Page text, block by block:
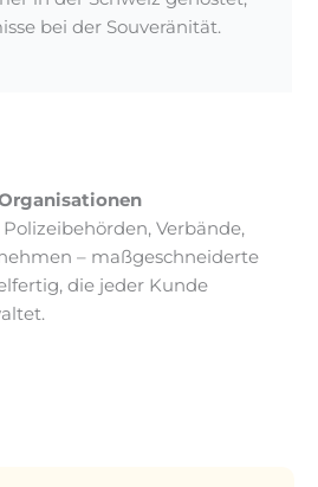
bei der Souveränität.
Verbände,
– maßgeschneiderte
die jeder Kunde